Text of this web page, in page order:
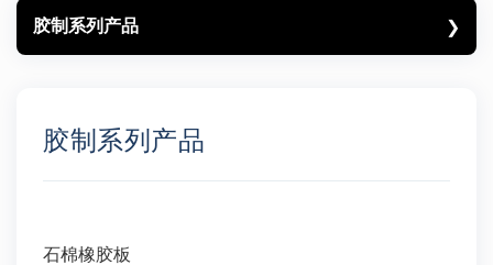
胶制系列产品 ❯
胶制系列产品
石棉橡胶板